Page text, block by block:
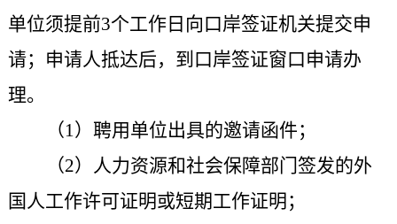
单位须提前3个工作日向口岸签证机关提交申
请；申请人抵达后，到口岸签证窗口申请办
理。
（1）聘用单位出具的邀请函件；
（2）人力资源和社会保障部门签发的外
国人工作许可证明或短期工作证明；